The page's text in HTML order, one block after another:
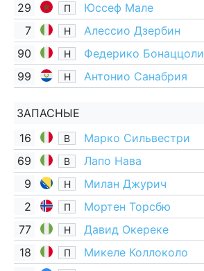
29 П Юссеф Мале
7 Н Алессио Дзербин
90 Н Федерико Бонаццоли
99 Н Антонио Санабрия
ЗАПАСНЫЕ
16
В
Марко Сильвестри
69
В
Лапо Нава
9
Н
Милан Джурич
2
П
Мортен Торсбю
77
Н
Давид Окереке
18
П
Микеле Коллоколо